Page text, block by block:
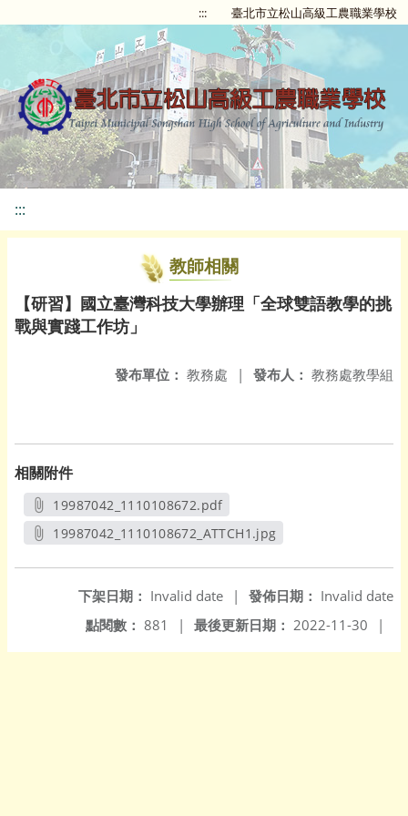
::: 臺北市立松山高級工農職業學校
:::
教師相關
【研習】國立臺灣科技大學辦理「全球雙語教學的挑
戰與實踐工作坊」
發布人： 教務處教學組
發布單位： 教務處 |
相關附件
19987042_1110108672.pdf
另開新視窗
19987042_1110108672_ATTCH1.jpg
發佈日期： Invalid date
下架日期： Invalid date
|
最後更新日期： 2022-11-30 |
點閱數： 881 |